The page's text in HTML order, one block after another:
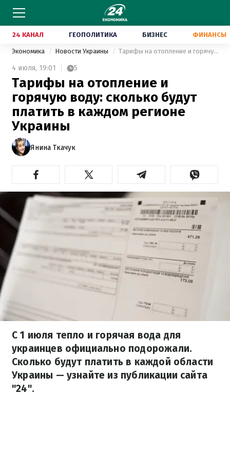
24 КАНАЛ ГЕОПОЛИТИКА БИЗНЕС ФИНАНСЫ
Экономика Новости Украины Тарифы на отопление и горячую воду: сколько будут платить в каждом регионе Украины
4 июля, 19:01 5
Тарифы на отопление и
горячую воду: сколько будут
платить в каждом регионе
Украины
Янина Ткачук
С 1 июля тепло и горячая вода для
украинцев официально подорожали.
Сколько будут платить в каждой области
Украины — узнайте из публикации сайта
"24".